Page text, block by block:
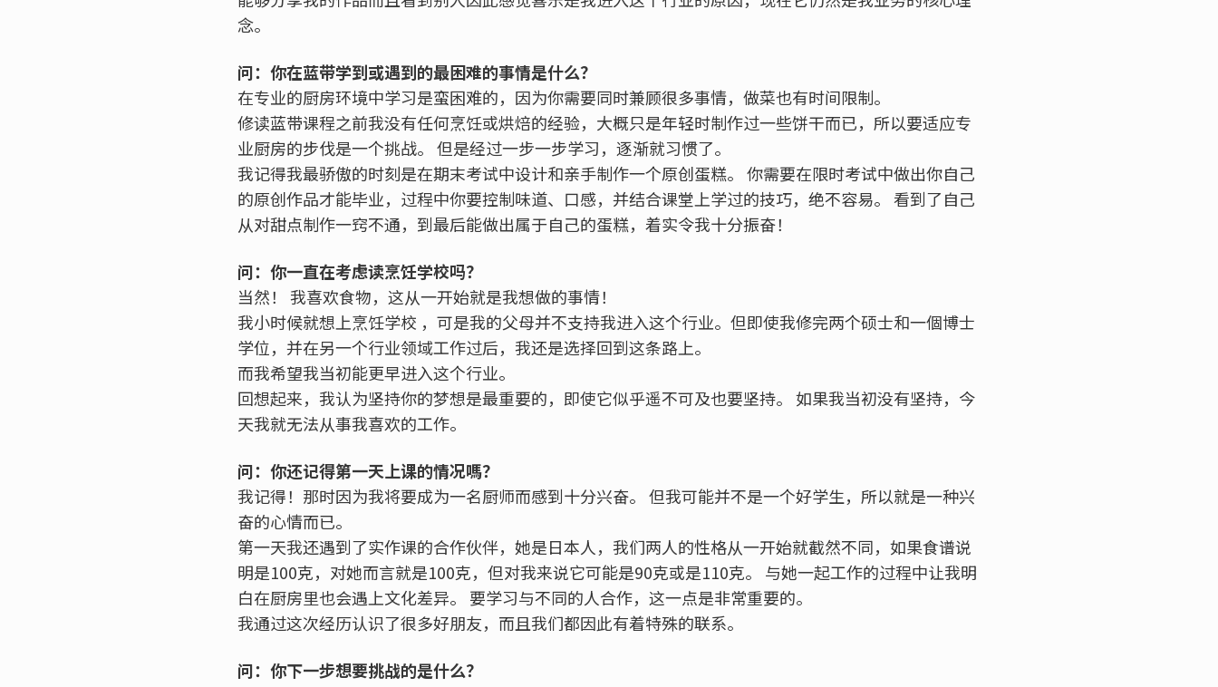
念。
问：你在蓝带学到或遇到的最困难的事情是什么？
在专业的厨房环境中学习是蛮困难的，因为你需要同时兼顾很多事情，做菜也有时间限制。
修读蓝带课程之前我没有任何烹饪或烘焙的经验，大概只是年轻时制作过一些饼干而已，所以要适应专
业厨房的步伐是一个挑战。 但是经过一步一步学习，逐渐就习惯了。
我记得我最骄傲的时刻是在期末考试中设计和亲手制作一个原创蛋糕。 你需要在限时考试中做出你自己
的原创作品才能毕业，过程中你要控制味道、口感，并结合课堂上学过的技巧，绝不容易。 看到了自己
从对甜点制作一窍不通，到最后能做出属于自己的蛋糕，着实令我十分振奋！
问：你一直在考虑读烹饪学校吗？
当然！ 我喜欢食物，这从一开始就是我想做的事情！
我小时候就想上烹饪学校 ，可是我的父母并不支持我进入这个行业。但即使我修完两个硕士和一個博士
学位，并在另一个行业领域工作过后，我还是选择回到这条路上。
而我希望我当初能更早进入这个行业。
回想起来，我认为坚持你的梦想是最重要的，即使它似乎遥不可及也要坚持。 如果我当初没有坚持，今
天我就无法从事我喜欢的工作。
问：你还记得第一天上课的情况嗎？
我记得！那时因为我将要成为一名厨师而感到十分兴奋。 但我可能并不是一个好学生，所以就是一种兴
奋的心情而已。
第一天我还遇到了实作课的合作伙伴，她是日本人，我们两人的性格从一开始就截然不同，如果食谱说
明是100克，对她而言就是100克，但对我来说它可能是90克或是110克。 与她一起工作的过程中让我明
白在厨房里也会遇上文化差异。 要学习与不同的人合作，这一点是非常重要的。
我通过这次经历认识了很多好朋友，而且我们都因此有着特殊的联系。
问：你下一步想要挑战的是什么？